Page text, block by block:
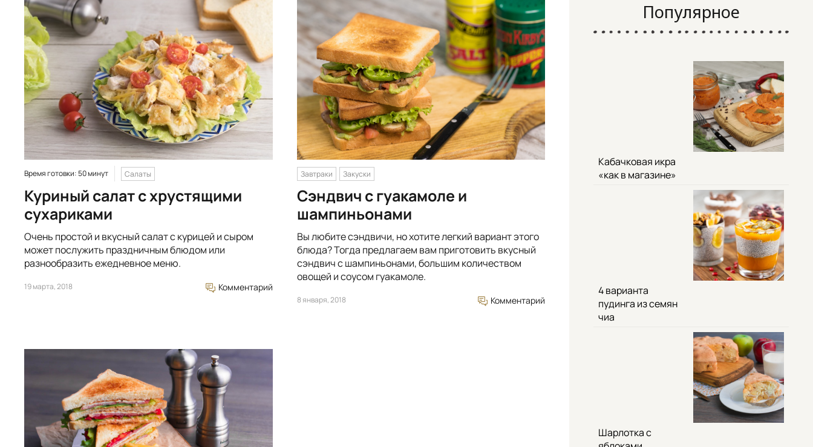
Время готовки: 50 минут Салаты
Куриный салат с хрустящими
сухариками
Очень простой и вкусный салат с курицей и сыром
может послужить праздничным блюдом или
разнообразить ежедневное меню.
19 марта, 2018 Комментарий
Завтраки Закуски
Сэндвич с гуакамоле и
шампиньонами
Вы любите сэндвичи, но хотите легкий вариант этого
блюда? Тогда предлагаем вам приготовить вкусный
сэндвич с шампиньонами, большим количеством
овощей и соусом гуакамоле.
8 января, 2018 Комментарий
Популярное
Кабачковая икра
«как в магазине»
4 варианта
пудинга из семян
чиа
Шарлотка с